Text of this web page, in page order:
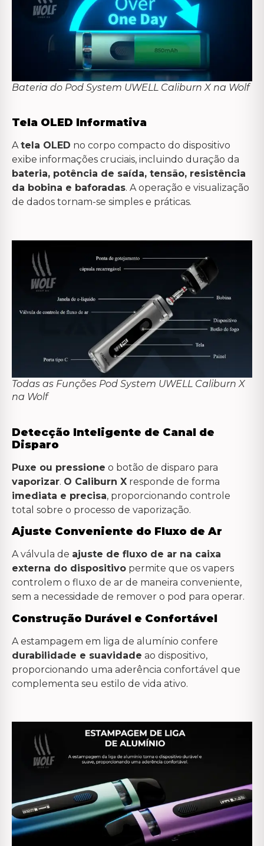
Bateria do Pod System UWELL Caliburn X na Wolf
Tela OLED Informativa
Atela OLED no corpo compacto do dispositivo
exibe informações cruciais, incluindo duração da
bateria, potência de saída, tensão, resistência
da bobina e baforadas. A operação e visualização
de dados tornam-se simples e práticas.
Todas as Funções Pod System UWELL Caliburn X
na Wolf
Detecção Inteligente de Canal de
Disparo
Puxe ou pressione o botão de disparo para
vaporizar. O Caliburn X responde de forma
imediata e precisa, proporcionando controle
total sobre o processo de vaporização.
Ajuste Conveniente do Fluxo de Ar
A válvula de ajuste de fluxo de ar na caixa
externa do dispositivo permite que os vapers
controlem o fluxo de ar de maneira conveniente,
sem a necessidade de remover o pod para operar.
Construção Durável e Confortável
A estampagem em liga de alumínio confere
durabilidade e suavidade ao dispositivo,
proporcionando uma aderência confortável que
complementa seu estilo de vida ativo.